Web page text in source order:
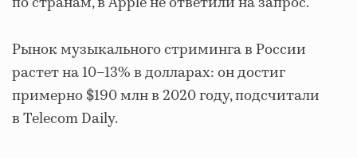
Рынок музыкального стриминга в России
растет на 10–13% в долларах: он достиг
примерно $190 млн в 2020 году, подсчитали
в Telecom Daily.